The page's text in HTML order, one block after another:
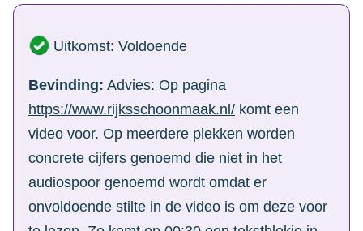
Uitkomst: Voldoende
Bevinding: Advies: Op pagina
https://www.rijksschoonmaak.nl/ komt een
video voor. Op meerdere plekken worden
concrete cijfers genoemd die niet in het
audiospoor genoemd wordt omdat er
onvoldoende stilte in de video is om deze voor